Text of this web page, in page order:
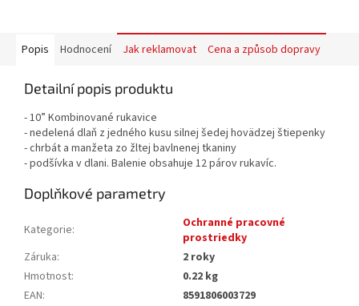
Popis Hodnocení Jak reklamovat Cena a způsob dopravy
Detailní popis produktu
- 10” Kombinované rukavice
- nedelená dlaň z jedného kusu silnej šedej hovädzej štiepenky
- chrbát a manžeta zo žltej bavlnenej tkaniny
- podšívka v dlani. Balenie obsahuje 12 párov rukavíc.
Doplňkové parametry
Kategorie:
Ochranné pracovné
prostriedky
Záruka:
2 roky
Hmotnost:
0.22 kg
EAN:
8591806003729